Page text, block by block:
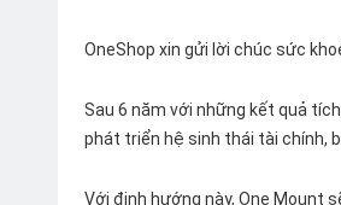
OneShop xin gửi lời chúc sức
Sau 6 năm với những kết quả
phát triển hệ sinh thái tài chính,
Với định hướng này, One Mount